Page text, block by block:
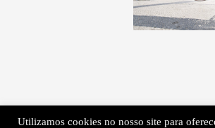
Utilizamos cookies no nosso site para